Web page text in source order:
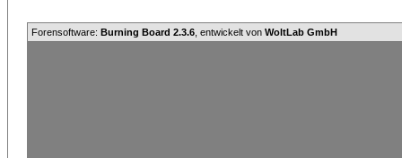
Forensoftware: Burning Board 2.3.6 , entwickelt von WoltLab GmbH